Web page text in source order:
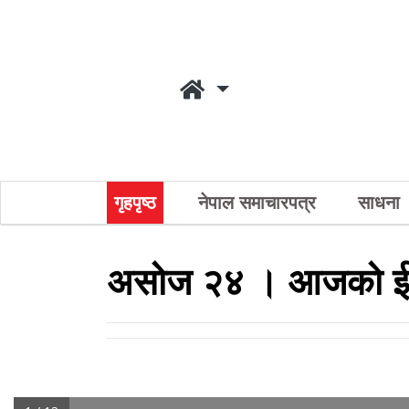
गृहपृष्ठ नेपाल समाचारपत्र साधना
असोज २४ । आजको